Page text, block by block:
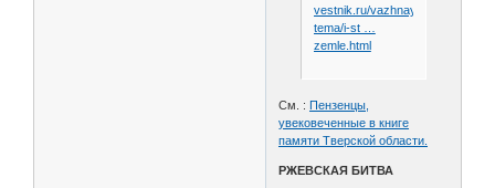
vestnik.ru/vazhnaya-
tema/i-st …
zemle.html
См. :Пензенцы,
увековеченные в книге
памяти Тверской области.
РЖЕВСКАЯ БИТВА